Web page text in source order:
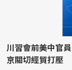
川習會前美中官
京關切經貿打壓